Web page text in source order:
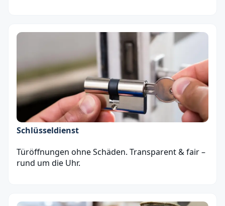
Schlüsseldienst
Türöffnungen ohne Schäden. Transparent & fair –
rund um die Uhr.